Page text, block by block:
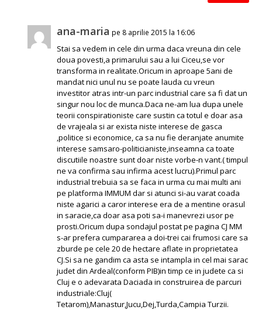
ana-maria pe 8 aprilie 2015 la 16:06
Stai sa vedem in cele din urma daca vreuna din cele
doua povesti,a primarului sau a lui Ciceu,se vor
transforma in realitate.Oricum in aproape 5ani de
mandat nici unul nu se poate lauda cu vreun
investitor atras intr-un parc industrial care sa fi dat un
singur nou loc de munca.Daca ne-am lua dupa unele
teorii conspirationiste care sustin ca totul e doar asa
de vrajeala si ar exista niste interese de gasca
,politice si economice, ca sa nu fie deranjate anumite
interese samsaro-politicianiste,inseamna ca toate
discutiile noastre sunt doar niste vorbe-n vant.( timpul
ne va confirma sau infirma acest lucru).Primul parc
industrial trebuia sa se faca in urma cu mai multi ani
pe platforma IMMUM dar si atunci si-au varat coada
niste agarici a caror interese era de a mentine orasul
in saracie,ca doar asa poti sa-i manevrezi usor pe
prosti.Oricum dupa sondajul postat pe pagina CJ MM
s-ar prefera cumpararea a doi-trei cai frumosi care sa
zburde pe cele 20 de hectare aflate in proprietatea
CJ.Si sa ne gandim ca asta se intampla in cel mai sarac
judet din Ardeal(conform PIB)in timp ce in judete ca si
Cluj e o adevarata Daciada in construirea de parcuri
industriale:Cluj(
Tetarom),Manastur,Jucu,Dej,Turda,Campia Turzii.